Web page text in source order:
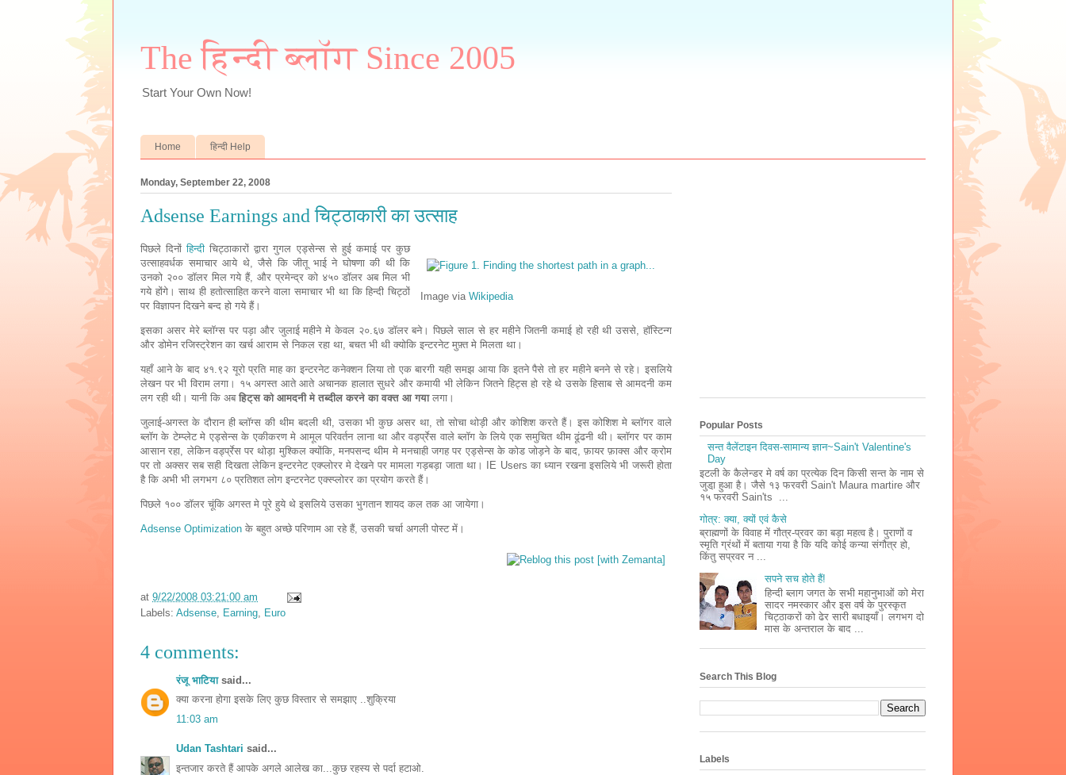
The हिन्दी ब्लॉग Since 2005
Start Your Own Now!
Home हिन्दी Help
Monday, September 22, 2008
Adsense Earnings and चिट्ठाकारी का उत्साह
Image via Wikipedia
पिछले दिनोंहिन्दी चिट्ठाकारों द्वारा गुगल एड्सेन्स से हुई कमाई पर कुछ
उत्साहवर्धक समाचार आये थे, जैसे कि जीतू भाई ने घोषणा की थी कि
उनको २०० डॉलर मिल गये हैं, और प्रमेन्द्र को ४५० डॉलर अब मिल भी
गये होंगे। साथ ही हतोत्साहित करने वाला समाचार भी था कि हिन्दी चिट्ठों
पर विज्ञापन दिखने बन्द हो गये हैं।
इसका असर मेरे ब्लॉग्स पर पड़ा और जुलाई महीने मे केवल २०.६७ डॉलर बने। पिछले साल से हर महीने जितनी कमाई हो रही थी उससे, हॉस्टिन्ग
और डोमेन रजिस्ट्रेशन का खर्च आराम से निकल रहा था, बचत भी थी क्योकि इन्टरनेट मुफ़्त मे मिलता था।
यहाँ आने के बाद ४१.९२ यूरो प्रति माह का इन्टरनेट कनेक्शन लिया तो एक बारगी यही समझ आया कि इतने पैसे तो हर महीने बनने से रहे। इसलिये
लेखन पर भी विराम लगा। १५ अगस्त आते आते अचानक हालात सुधरे और कमायी भी लेकिन जितने हिट्स हो रहे थे उसके हिसाब से आमदनी कम
लग रही थी। यानी कि अब हिट्स को आमदनी मे तब्दील करने का वक्त आ गयालगा।
जुलाई-अगस्त के दौरान ही ब्लॉग्स की थीम बदली थी, उसका भी कुछ असर था, तो सोचा थोड़ी और कोशिश करते हैं। इस कोशिश मे ब्लॉगर वाले
ब्लॉग के टेम्प्लेट मे एड्सेन्स के एकीकरण मे आमूल परिवर्तन लाना था और वर्ड्प्रेस वाले ब्लॉग के लिये एक समुचित थीम ढूंढनी थी। ब्लॉगर पर काम
आसान रहा, लेकिन वर्ड्प्रेस पर थोड़ा मुश्किल क्योंकि, मनपसन्द थीम मे मनचाही जगह पर एड्सेन्स के कोड जोड़ने के बाद, फ़ायर फ़ाक्स और क्रोम
पर तो अक्सर सब सही दिखता लेकिन इन्टरनेट एक्प्लोरर मे देखने पर मामला गड़बड़ा जाता था। IE Users का ध्यान रखना इसलिये भी जरूरी होता
है कि अभी भी लगभग ८० प्रतिशत लोग इन्टरनेट एक्स्प्लोरर का प्रयोग करते हैं।
पिछले १०० डॉलर चूंकि अगस्त मे पूरे हुये थे इसलिये उसका भुगतान शायद कल तक आ जायेगा।
Adsense Optimization के बहुत अच्छे परिणाम आ रहे हैं, उसकी चर्चा अगली पोस्ट में।
at 9/22/2008 03:21:00 am
Labels: Adsense Earning Euro
4 comments:
रंजू भाटियाsaid...
क्या करना होगा इसके लिए कुछ विस्तार से समझाए ..शुक्रिया
11:03 am
Udan Tashtari said...
इन्तजार करते हैं आपके अगले आलेख का...कुछ रहस्य से पर्दा हटाओ.
Popular Posts
सन्त वैलेंटाइन दिवस-सामान्य ज्ञान~Sain't Valentine's
Day
इटली के कैलेन्डर मे वर्ष का प्रत्येक दिन किसी सन्त के नाम से
जुडा़ हुआ है। जैसे १३ फरवरी Sain't Maura martire और
१५ फरवरी Sain'ts ...
गोत्र: क्या, क्यों एवं कैसे
ब्राह्मणों के विवाह में गौत्र-प्रवर का बड़ा महत्व है। पुराणों व
स्मृति ग्रंथों में बताया गया है कि यदि कोई कन्या संगौत्र हो,
किंतु सप्रवर न ...
सपने सच होते हैं!
हिन्दी ब्लाग जगत के सभी महानुभाओं को मेरा
सादर नमस्कार और इस वर्ष के पुरस्कृत
चिट्ठाकरों को ढेर सारी बधाइयाँ। लगभग दो
मास के अन्तराल के बाद ...
Search This Blog
Labels